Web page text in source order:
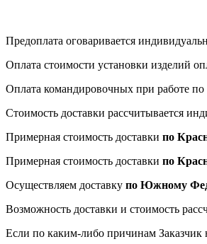
Предоплата оговаривается
Оплата стоимости установки изделий
Оплата командировочных при работе
Стоимость доставки рассчитывается
Примерная стоимость доставки по
Примерная стоимость доставки по
Осуществляем доставку по Южному
Возможность доставки и стоимость
Если по каким-либо причинам Заказчик